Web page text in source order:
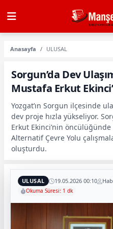
Anasayfa ULUSAL
Sorgun’da Dev
Mustafa Erkut
Yozgat’ın Sorgun ilçesinde
dev proje hızla yükseliyor.
Erkut Ekinci’nin
Alternatif Çevre Yolu
oluşturdu.
ULUSAL 19.05.2026 00:10
Okuma Süresi: 1 dk